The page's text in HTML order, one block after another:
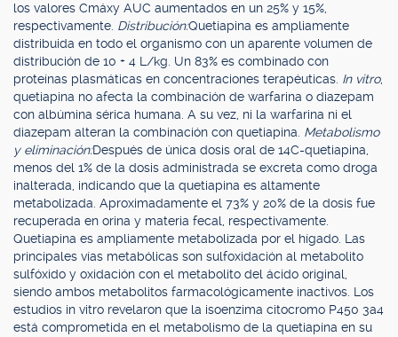
los valores Cmáxy AUC aumentados en un 25% y 15%,
respectivamente. Distribución:Quetiapina es ampliamente
distribuida en todo el organismo con un aparente volumen de
distribución de 10 + 4 L/kg. Un 83% es combinado con
proteínas plasmáticas en concentraciones terapéuticas. In vitro,
quetiapina no afecta la combinación de warfarina o diazepam
con albúmina sérica humana. A su vez, ni la warfarina ni el
diazepam alteran la combinación con quetiapina. Metabolismo
y eliminación:Después de única dosis oral de 14C-quetiapina,
menos del 1% de la dosis administrada se excreta como droga
inalterada, indicando que la quetiapina es altamente
metabolizada. Aproximadamente el 73% y 20% de la dosis fue
recuperada en orina y materia fecal, respectivamente.
Quetiapina es ampliamente metabolizada por el hígado. Las
principales vías metabólicas son sulfoxidación al metabolito
sulfóxido y oxidación con el metabolito del ácido original,
siendo ambos metabolitos farmacológicamente inactivos. Los
estudios in vitro revelaron que la isoenzima citocromo P450 3a4
está comprometida en el metabolismo de la quetiapina en su